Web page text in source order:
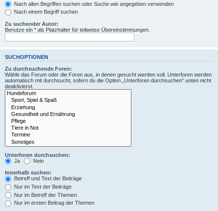
Nach allen Begriffen suchen oder Suche wie angegeben verwenden
Nach einem Begriff suchen
Zu suchender Autor:
Benutze ein * als Platzhalter für teilweise Übereinstimmungen.
SUCHOPTIONEN
Zu durchsuchende Foren:
Wähle das Forum oder die Foren aus, in denen gesucht werden soll. Unterforen werden
automatisch mit durchsucht, sofern du die Option „Unterforen durchsuchen“ unten nicht
deaktivierst.
Unterforen durchsuchen:
Ja
Nein
Innerhalb suchen:
Betreff und Text der Beiträge
Nur im Text der Beiträge
Nur im Betreff der Themen
Nur im ersten Beitrag der Themen